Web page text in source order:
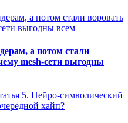
а потом стали
mesh-сети выгодны